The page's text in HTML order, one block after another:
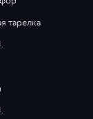
тарелка